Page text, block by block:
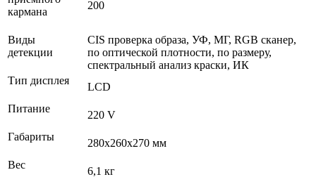
кармана
200
Виды
детекции
CIS проверка образа, УФ, МГ, RGB сканер,
по оптической плотности, по размеру,
спектральный анализ краски, ИК
Тип дисплея
LCD
Питание
220 V
Габариты
280х260х270 мм
Вес
6,1 кг